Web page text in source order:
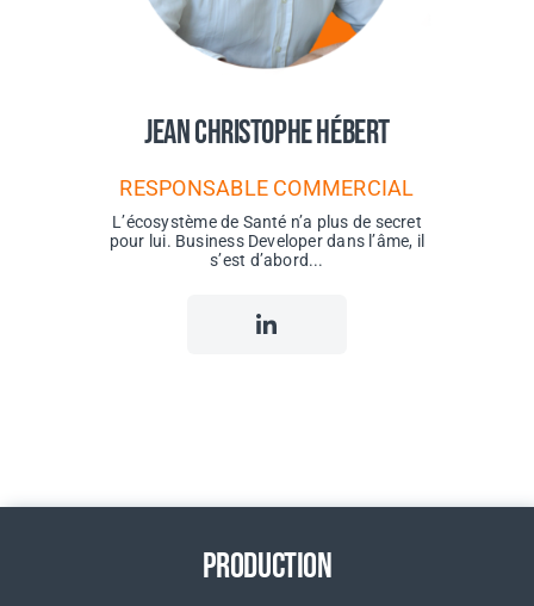
Jean Christophe Hébert
RESPONSABLE COMMERCIAL
L’écosystème de Santé n’a plus de secret
pour lui. Business Developer dans l’âme, il
s’est d’abord...
Production